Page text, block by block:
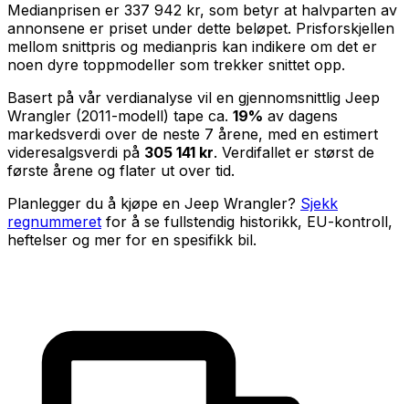
Medianprisen er 337 942 kr, som betyr at halvparten av
annonsene er priset under dette beløpet. Prisforskjellen
mellom snittpris og medianpris kan indikere om det er
noen dyre toppmodeller som trekker snittet opp.
Basert på vår verdianalyse vil en gjennomsnittlig Jeep
Wrangler (2011-modell) tape ca. 19% av dagens
markedsverdi over de neste 7 årene, med en estimert
videresalgsverdi på 305 141 kr. Verdifallet er størst de
første årene og flater ut over tid.
Planlegger du å kjøpe en Jeep Wrangler? Sjekk
regnummeret for å se fullstendig historikk, EU-kontroll,
heftelser og mer for en spesifikk bil.